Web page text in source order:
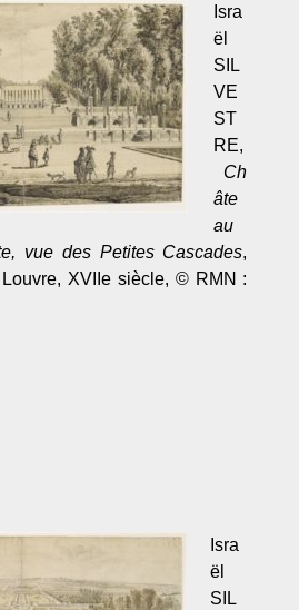
Isra
ël
SIL
VE
ST
RE,
Ch
âte
au
vue des Petites Cascades,
XVIIe siècle, © RMN :
Isra
ël
SIL